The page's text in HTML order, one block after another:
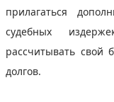
прилагаться
судебных
рассчитывать свой
долгов.